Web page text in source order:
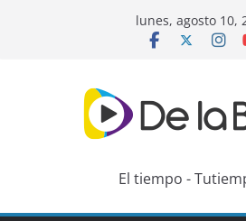
lunes, agosto 10,
El tiempo -